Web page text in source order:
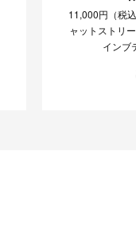
11,000円（税
ャットストリ
インブ